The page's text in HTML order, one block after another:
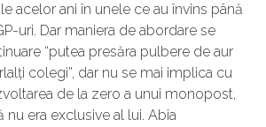
acelor ani în unele ce au învins până
uri. Dar maniera de abordare se
“putea presăra pulbere de aur
colegi”, dar nu se mai implica cu
de la zero a unui monopost,
era exclusive al lui. Abia